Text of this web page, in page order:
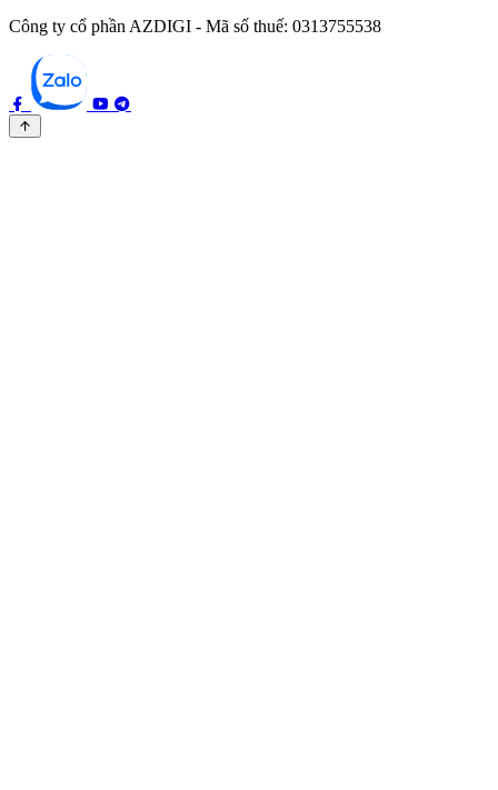
Công ty cổ phần AZDIGI - Mã số thuế: 0313755538